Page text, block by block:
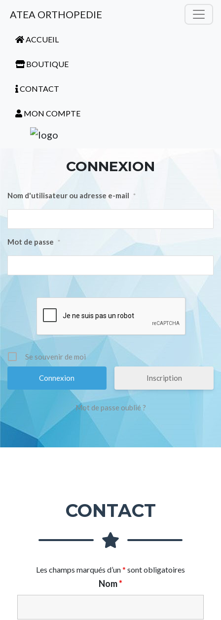
ATEA ORTHOPEDIE
ACCUEIL
BOUTIQUE
CONTACT
MON COMPTE
CONNEXION
Nom d'utilisateur ou adresse e-mail *
Mot de passe *
Se souvenir de moi
Inscription
Mot de passe oublié ?
CONTACT
Les champs marqués d’un* sont obligatoires
Nom*